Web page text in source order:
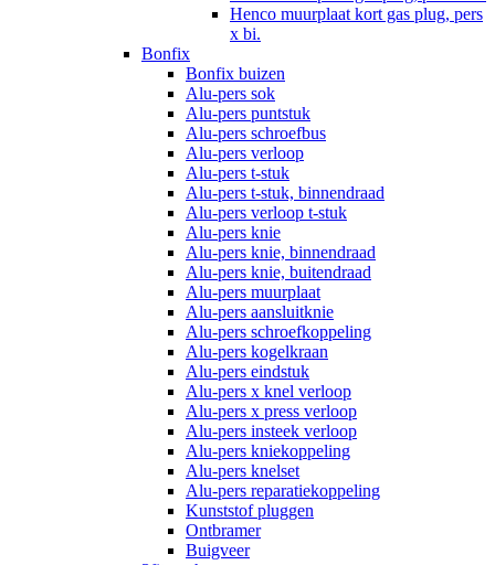
Henco muurplaat kort gas plug, pers
x bi.
Bonfix
Bonfix buizen
Alu-pers sok
Alu-pers puntstuk
Alu-pers schroefbus
Alu-pers verloop
Alu-pers t-stuk
Alu-pers t-stuk, binnendraad
Alu-pers verloop t-stuk
Alu-pers knie
Alu-pers knie, binnendraad
Alu-pers knie, buitendraad
Alu-pers muurplaat
Alu-pers aansluitknie
Alu-pers schroefkoppeling
Alu-pers kogelkraan
Alu-pers eindstuk
Alu-pers x knel verloop
Alu-pers x press verloop
Alu-pers insteek verloop
Alu-pers kniekoppeling
Alu-pers knelset
Alu-pers reparatiekoppeling
Kunststof pluggen
Ontbramer
Buigveer